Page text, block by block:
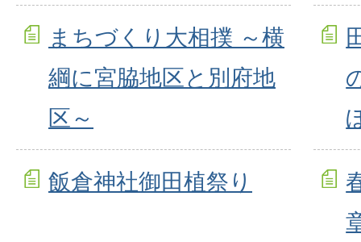
まちづくり大相撲 ～横
綱に宮脇地区と別府地
区～
飯倉神社御田植祭り